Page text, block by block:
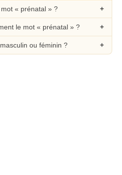
« prénatal » ?
le mot « prénatal » ?
ou féminin ?